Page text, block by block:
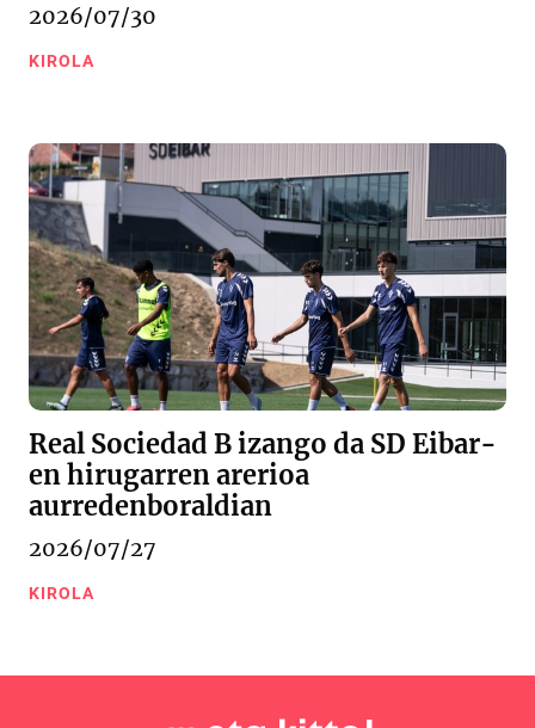
2026/07/30
KIROLA
Real Sociedad B izango da SD Eibar-
en hirugarren arerioa
aurredenboraldian
2026/07/27
KIROLA